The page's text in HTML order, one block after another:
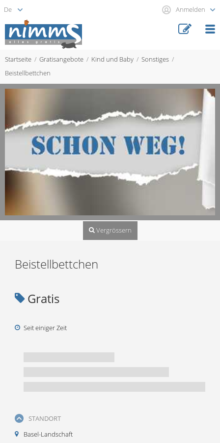
Anmelden
Startseite Gratisangebote Kind und Baby
Sonstiges
Beistellbettchen
Vergrössern
Beistellbettchen
Gratis
Seit einiger Zeit
STANDORT
Basel-Landschaft